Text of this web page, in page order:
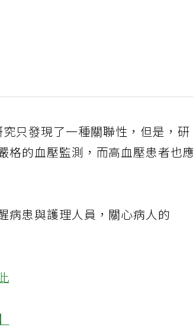
只發現了一種關聯性，但是，研
格的血壓監測，而高血壓患者也
病患與護理人員，關心病人的